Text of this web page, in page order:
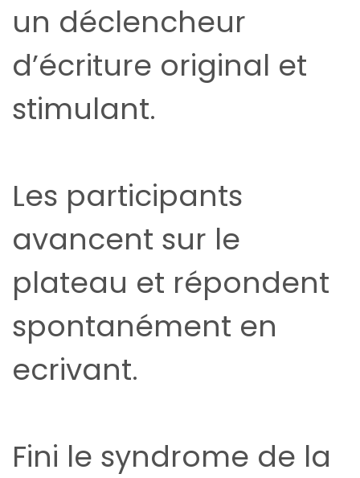
un déclencheur
d’écriture original et
stimulant.
Les participants
avancent sur le
plateau et répondent
spontanément en
ecrivant.
Fini le syndrome de la